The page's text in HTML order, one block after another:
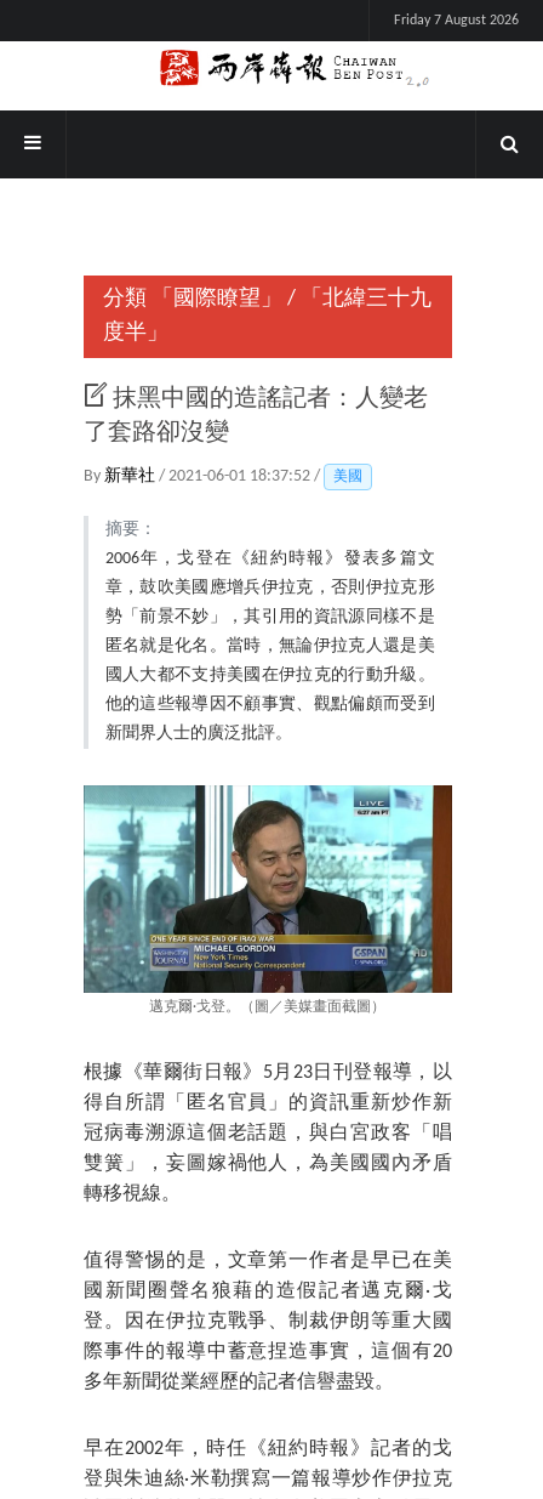
Friday 7 August 2026
分類 「國際瞭望」 /
「北緯三十九
度半」
抹黑中國的造謠記者：人變老
了套路卻沒變
By 新華社 / 2021-06-01 18:37:52 / 美國
摘要：
2006年，戈登在《紐約時報》發表多篇文
章，鼓吹美國應增兵伊拉克，否則伊拉克形
勢「前景不妙」，其引用的資訊源同樣不是
匿名就是化名。當時，無論伊拉克人還是美
國人大都不支持美國在伊拉克的行動升級。
他的這些報導因不顧事實、觀點偏頗而受到
新聞界人士的廣泛批評。
邁克爾·戈登。（圖／美媒畫面截圖）
根據《華爾街日報》5月23日刊登報導，以
得自所謂「匿名官員」的資訊重新炒作新
冠病毒溯源這個老話題，與白宮政客「唱
雙簧」，妄圖嫁禍他人，為美國國內矛盾
轉移視線。
值得警惕的是，文章第一作者是早已在美
國新聞圈聲名狼藉的造假記者邁克爾·戈
登。因在伊拉克戰爭、制裁伊朗等重大國
際事件的報導中蓄意捏造事實，這個有20
多年新聞從業經歷的記者信譽盡毀。
早在2002年，時任《紐約時報》記者的戈
登與朱迪絲·米勒撰寫一篇報導炒作伊拉克